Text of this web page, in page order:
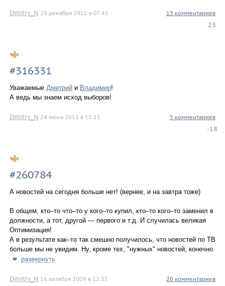
Dmitry_N 29 декабря 2011 в 07.45 13 комментариев
23
#316331
Уважаемые Дмитрийи Владимир!
А ведь мы знаем исход выборов!
Dmitry_N 24 июня 2011 в 11.11 5 комментариев
-18
#260784
А новостей на сегодня больше нет! (вернее, и на завтра тоже)
В общем, кто–то что–то у кого–то купил, кто–то кого–то заменил в
должности, а тот, другой — первого и т.д. И случилась великая
Оптимизация!
А в результате как–то так смешно получилось, что новостей по ТВ
больше мы не увидим. Ну, кроме тех, "нужных" новостей, конечно.
развернуть
Dmitry_N 16 октября 2009 в 12.35 20 комментариев